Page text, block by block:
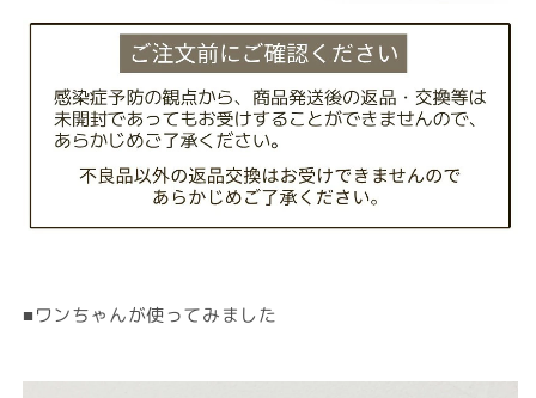
■ワンちゃんが使ってみました